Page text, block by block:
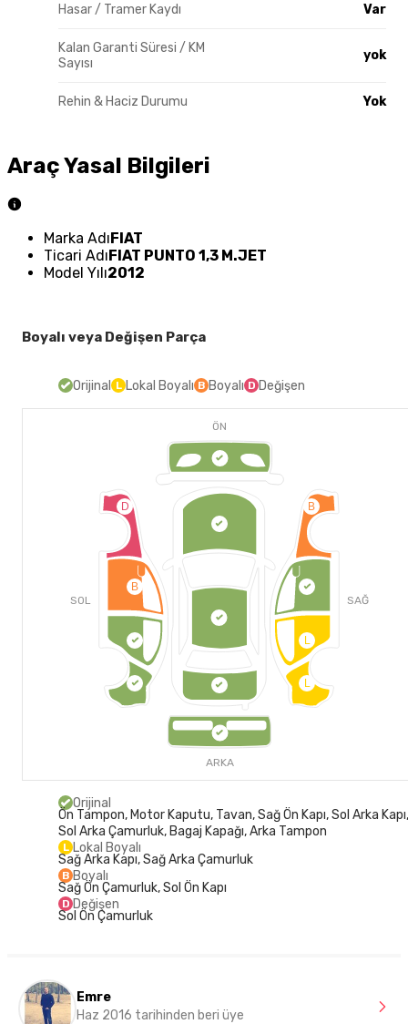
Hasar / Tramer Kaydı Var
Kalan Garanti Süresi / KM
Sayısı
yok
Rehin & Haciz Durumu Yok
Araç Yasal Bilgileri
Marka AdıFIAT
Ticari AdıFIAT PUNTO 1,3 M.JET
Model Yılı2012
Boyalı veya Değişen Parça
Orijinal L Lokal Boyalı B Boyalı D Değişen
ÖN
SOL
D
B
B
L
L
SAĞ
ARKA
Orijinal
Ön Tampon, Motor Kaputu, Tavan, Sağ Ön Kapı, Sol Arka Kapı,
Sol Arka Çamurluk, Bagaj Kapağı, Arka Tampon
L Lokal Boyalı
Sağ Arka Kapı, Sağ Arka Çamurluk
B Boyalı
Sağ Ön Çamurluk, Sol Ön Kapı
D Değişen
Sol Ön Çamurluk
Emre
Haz 2016 tarihinden beri üye